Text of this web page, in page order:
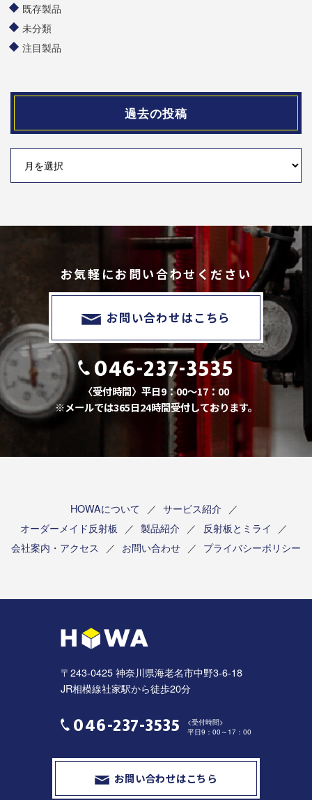
既存製品
未分類
注目製品
過去の投稿
お気軽にお問い合わせください
お問い合わせはこちら
046-237-3535
〈受付時間〉平日9：00～17：00
※メールでは365日24時間受付しております。
HOWAについて
サービス紹介
オーダーメイド反射板
製品紹介
反射板とミライ
会社案内・アクセス
お問い合わせ プライバシーポリシー
〒243-0425 神奈川県海老名市中野3-6-18
JR相模線社家駅から徒歩20分
046-237-3535
<受付時間>
平日9：00～17：00
お問い合わせはこちら